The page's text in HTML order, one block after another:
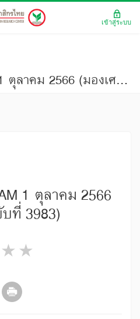
EU เตรียมใช้ CBAM 1 ตุลาคม 2566 (มองเศรษฐกิจ ฉบับที่ 3983)
1 ตุลาคม 2566
ที่ 3983)
4 stars
3 stars
เข้าสู่ระบบ